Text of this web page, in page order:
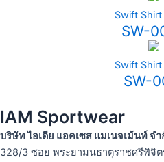
Swift Shirt
SW-
Swift Shirt
SW-
IAM Sportwear
บริษัท ไอเดีย แอคเซส แมเนจเม้นท์ จ
328/3 ซอย พระยามนธาตุราชศรีพิจิ